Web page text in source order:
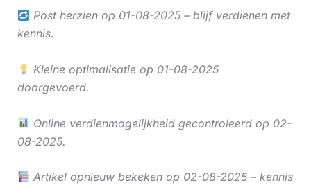
Post herzien op 01-08-2025 – blijf verdienen met
kennis.
Kleine optimalisatie op 01-08-2025
doorgevoerd.
Online verdienmogelijkheid gecontroleerd op 02-
08-2025.
Artikel opnieuw bekeken op 02-08-2025 – kennis